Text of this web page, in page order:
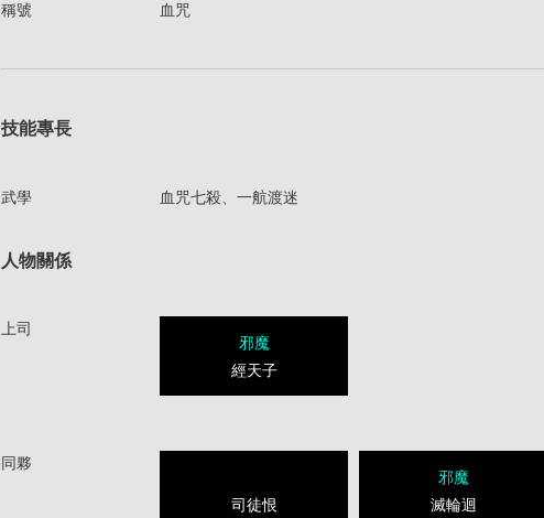
稱號 血咒
技能專長
武學 血咒七殺、一航渡迷
人物關係
上司
邪魔
經天子
同夥
司徒恨
邪魔
滅輪迴